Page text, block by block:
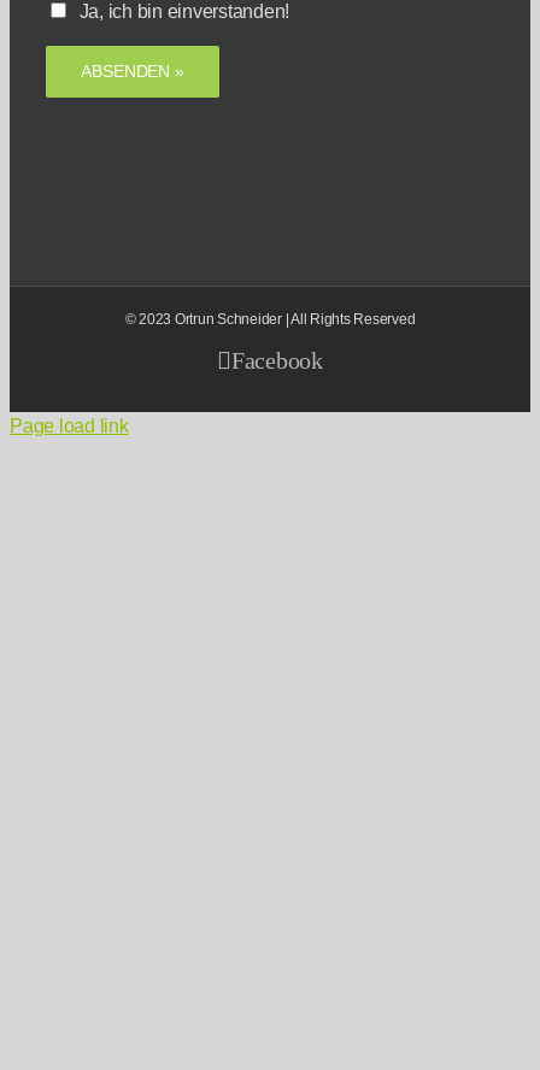
Ja, ich bin einverstanden!
© 2023 Ortrun Schneider | All Rights Reserved
Facebook
Page load link